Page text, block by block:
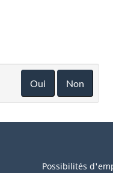
Oui Non
Possibilités